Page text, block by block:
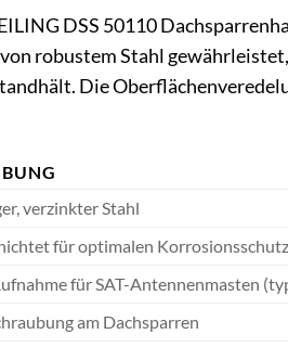
DSS 50110
robustem Stahl
Die
verzinkter Stahl
für optimalen Korrosionsschutz
für SAT-Antennenmasten
am Dachsparren